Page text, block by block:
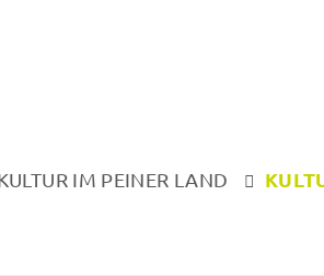
IM PEINER LAND